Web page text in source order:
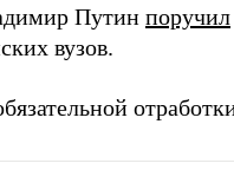
Путин поручил
вузов.